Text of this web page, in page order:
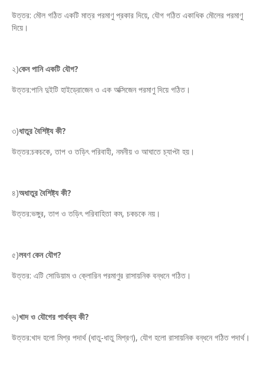
উত্তর: মৌল গঠিত একটি মাত্র পরমাণু প্রকার দিয়ে, যৌগ গঠিত একাধিক মৌলের পরমাণু
দিয়ে।
২)কেন পানি একটি যৌগ?
উত্তর:পানি দুইটি হাইড্রোজেন ও এক অক্সিজেন পরমাণু দিয়ে গঠিত।
৩)ধাতুর বৈশিষ্ট্য কী?
উত্তর:চকচকে, তাপ ও তড়িৎ পরিবাহী, নমনীয় ও আঘাতে চ্যাপ্টা হয়।
৪)অধাতুর বৈশিষ্ট্য কী?
উত্তর:ভঙ্গুর, তাপ ও তড়িৎ পরিবাহিতা কম, চকচকে নয়।
৫)লবণ কেন যৌগ?
উত্তর: এটি সোডিয়াম ও ক্লোরিন পরমাণুর রাসায়নিক বন্ধনে গঠিত।
৬)খাদ ও যৌগের পার্থক্য কী?
উত্তর:খাদ হলো মিশ্র পদার্থ (ধাতু-ধাতু মিশ্রণ), যৌগ হলো রাসায়নিক বন্ধনে গঠিত পদার্থ।